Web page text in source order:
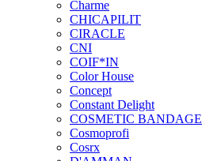
Charme
CHICAPILIT
CIRACLE
CNI
COIF*IN
Color House
Concept
Constant Delight
COSMETIC BANDAGE
Cosmoprofi
Cosrx